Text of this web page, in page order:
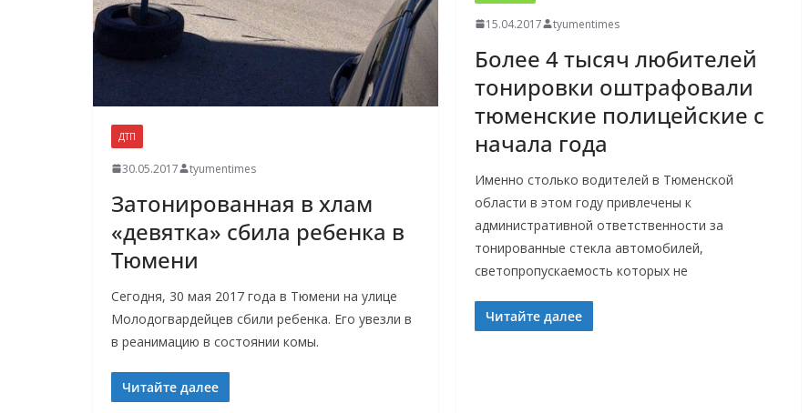
ДТП
30.05.2017 tyumentimes
Затонированная в хлам
«девятка» сбила ребенка в
Тюмени
Сегодня, 30 мая 2017 года в Тюмени на улице
Молодогвардейцев сбили ребенка. Его увезли в
в реанимацию в состоянии комы.
Читайте далее
15.04.2017 tyumentimes
Более 4 тысяч любителей
тонировки оштрафовали
тюменские полицейские с
начала года
Именно столько водителей в Тюменской
области в этом году привлечены к
административной ответственности за
тонированные стекла автомобилей,
светопропускаемость которых не
Читайте далее